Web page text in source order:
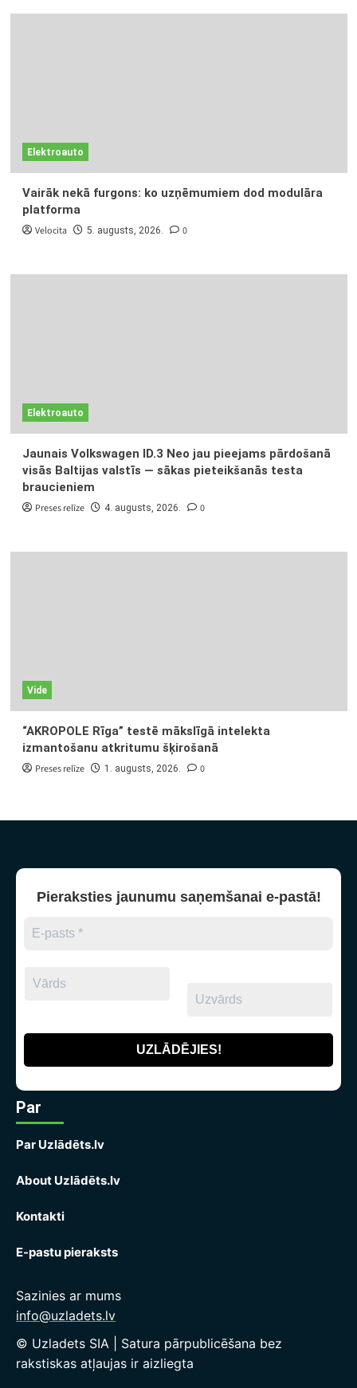
Elektroauto
Vairāk nekā furgons: ko uzņēmumiem dod modulāra
platforma
Velocita 5. augusts, 2026. 0
Elektroauto
Jaunais Volkswagen ID.3 Neo jau pieejams pārdošanā
visās Baltijas valstīs — sākas pieteikšanās testa
braucieniem
Preses relīze 4. augusts, 2026. 0
Vide
“AKROPOLE Rīga” testē mākslīgā intelekta
izmantošanu atkritumu šķirošanā
Preses relīze 1. augusts, 2026. 0
Pieraksties jaunumu saņemšanai e-pastā!
Par
Par Uzlādēts.lv
About Uzlādēts.lv
Kontakti
E-pastu pieraksts
Sazinies ar mums
info@uzladets.lv
© Uzladets SIA | Satura pārpublicēšana bez
rakstiskas atļaujas ir aizliegta